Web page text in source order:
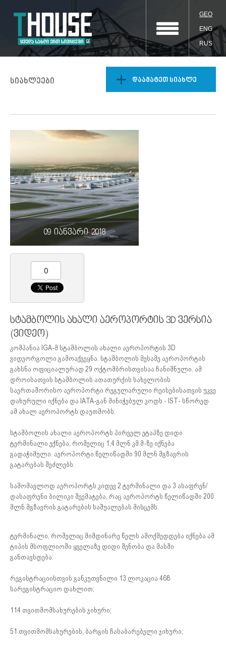
GEO
ENG
RUS
სიახლეები დაამატეთ სიახლე
09 იანვარი 2018
0
სტამბოლის ახალი აეროპორტის 3D ვერსია
(ვიდეო)
კომპანია IGA-მ სტამბოლის ახალი აეროპორტის 3D
ვიდეორგოლი გამოაქვეყნა. სტამბოლის მესამე აეროპორტის
გახსნა ოფიციალურად 29 ოქტომბრისთვისაა ჩანიშნული. ამ
დროისათვის სტამბოლის ათათურქის სახელობის
საერთაშორისო აეროპორტი რეგულარული რეისებისათვის უკვე
დახურული იქნება და IATA-გან მინიჭებულ კოდს - IST- სწორედ
ამ ახალ აეროპორტს დაუთმობს.
სტამბოლის ახალი აეროპორტს პირველ ეტაპზე დიდი
ტერმინალი ექნება, რომელიც 1,4 მლნ კმ.მ-ზე იქნება
გადაჭიმული. აეროპორტი წელიწადში 90 მლნ მგზავრის
გატარებას შეძლებს.
სამომავლოდ აეროპორტს კიდევ 2 ტერმინალი და 3 ასაფრენ/
დასაფრენი ბილიკი შეემატება, რაც აეროპორტს წელიწადში 200
მლნ მგზავრის გატარების საშუალებას მისცემს.
ტერმინალი, რომელიც მიმდინარე წელს ამოქმედდება იქნება ამ
ტიპის მსოფლიოში ყველაზე დიდი შენობა და მასში
განთავსდება:
რეგისტრაციისთვის განკუთვნილი 13 ლოკაცია 468
სარეგისტრაციო დახლით;
114 თვითმომსახურების ჯიხური;
51 თვითმომსახურების, ბარგის ჩასაბარებელი ჯიხური;